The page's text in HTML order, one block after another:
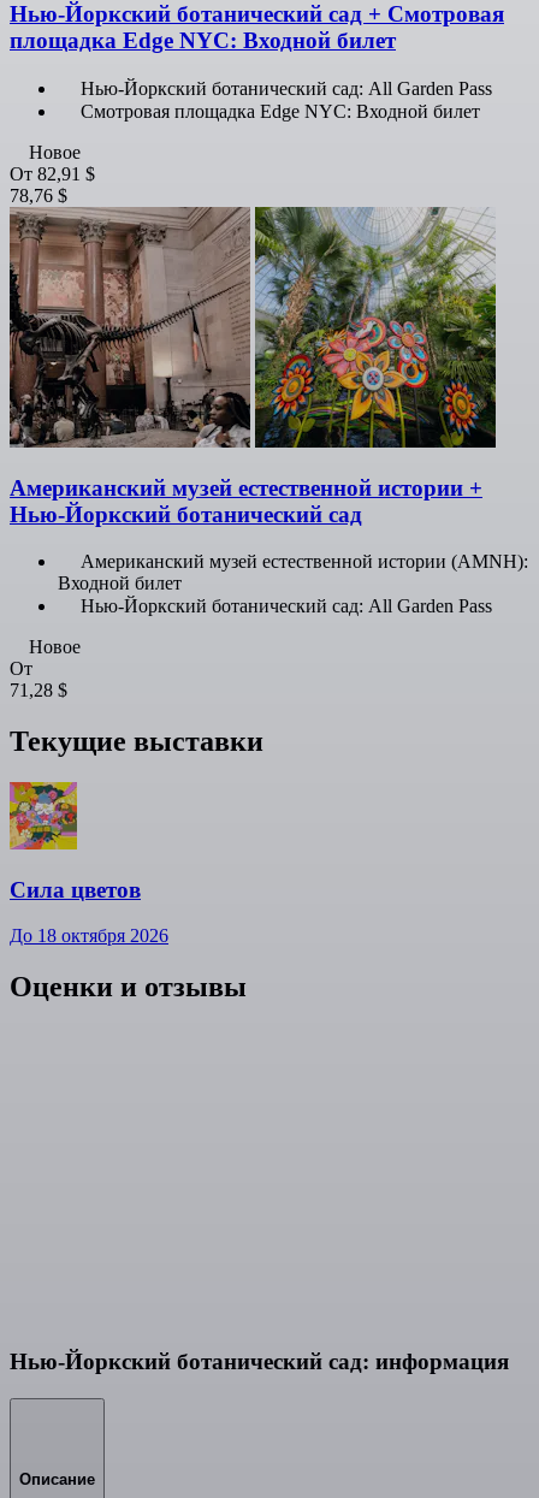
Нью-Йоркский ботанический сад + Смотровая
площадка Edge NYC: Входной билет
Нью-Йоркский ботанический сад: All Garden Pass
Смотровая площадка Edge NYC: Входной билет
Новое
От 82,91 $
78,76 $
Американский музей естественной истории +
Нью-Йоркский ботанический сад
Американский музей естественной истории (AMNH):
Входной билет
Нью-Йоркский ботанический сад: All Garden Pass
Новое
От
71,28 $
Текущие выставки
Сила цветов
До 18 октября 2026
Оценки и отзывы
Нью-Йоркский ботанический сад: информация
Описание